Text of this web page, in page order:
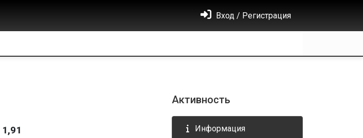
Вход / Регистрация
1,91
Активность
Информация